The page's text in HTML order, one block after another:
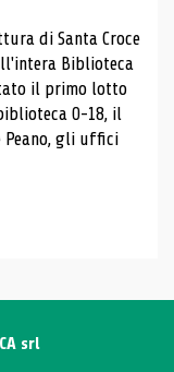
di Santa Croce
Biblioteca
il primo lotto
0-18, il
Peano, gli uffici
srl